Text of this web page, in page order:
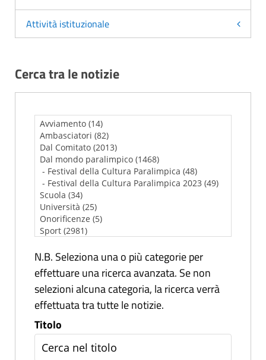
Attività istituzionale
Cerca tra le notizie
N.B. Seleziona una o più categorie per
effettuare una ricerca avanzata. Se non
selezioni alcuna categoria, la ricerca verrà
effettuata tra tutte le notizie.
Titolo